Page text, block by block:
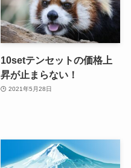
10setテンセットの価格上
昇が止まらない！
2021年5月28日